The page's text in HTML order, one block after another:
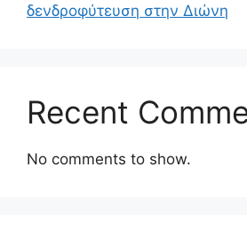
δενδροφύτευση στην Διώνη
Recent
No comments to show.